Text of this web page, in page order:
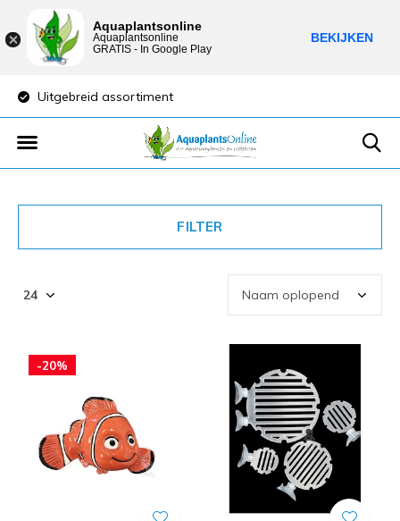
Uitgebreid assortiment
FILTER
-20%
Aquaplantsonline
Aquaplantsonline
GRATIS - In Google Play
BEKIJKEN